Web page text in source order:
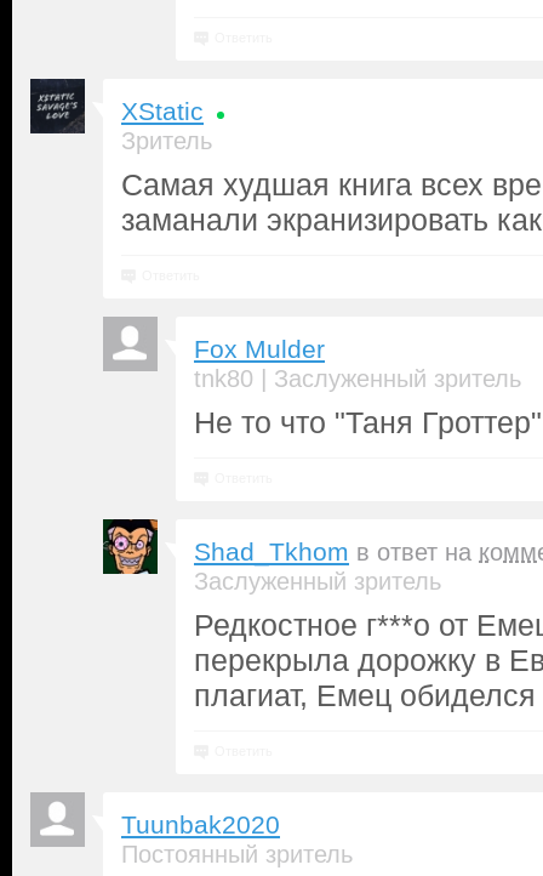
XStatic
Зритель
Самая худшая книга всех
заманали экранизировать
Fox Mulder
tnk80 | Заслуженный зритель
Не то что "Таня Гроттер"
Shad_Tkhom в ответ на
Заслуженный зритель
Редкостное г***о от
перекрыла дорожку в
плагиат, Емец
Tuunbak2020
Постоянный зритель